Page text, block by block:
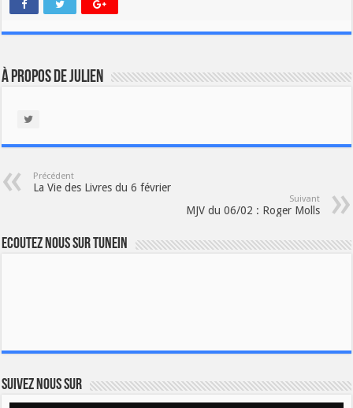
À propos de Julien
Précédent
La Vie des Livres du 6 février
Suivant
MJV du 06/02 : Roger Molls
Ecoutez nous sur TuneIn
Suivez nous sur